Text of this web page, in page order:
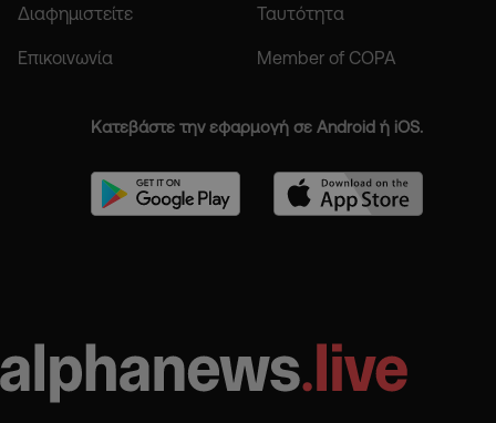
Διαφημιστείτε Ταυτότητα
Επικοινωνία Member of COPA
Κατεβάστε την εφαρμογή σε Android ή iOS.